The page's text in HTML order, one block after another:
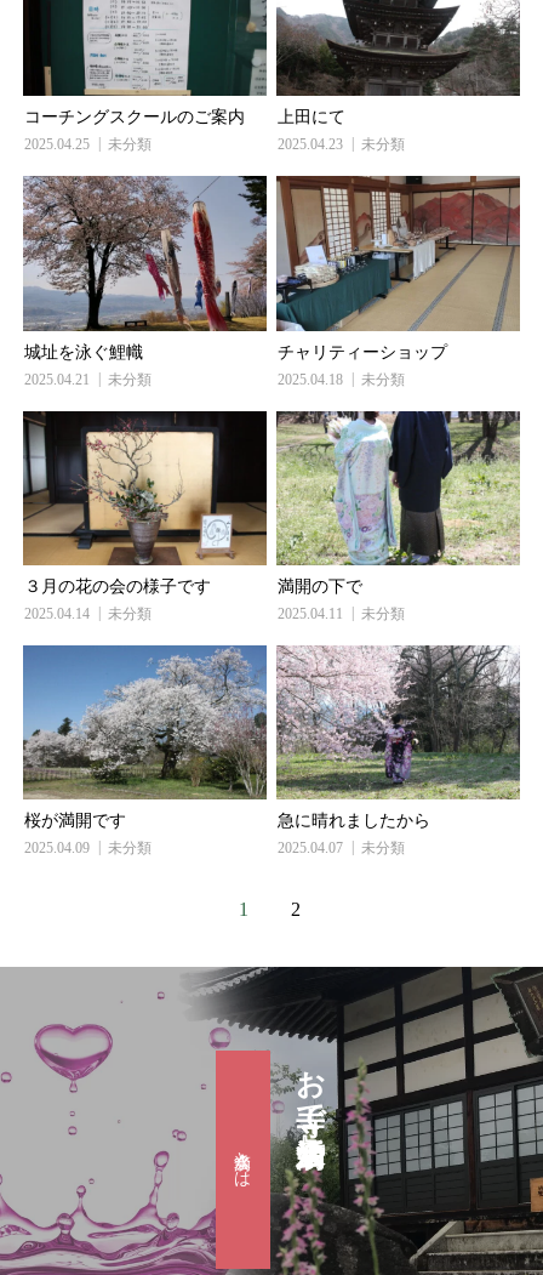
コーチングスクールのご案内
2025.04.25 未分類
上田にて
2025.04.23 未分類
城址を泳ぐ鯉幟
2025.04.21 未分類
チャリティーショップ
2025.04.18 未分類
３月の花の会の様子です
2025.04.14 未分類
満開の下で
2025.04.11 未分類
桜が満開です
2025.04.09 未分類
急に晴れましたから
2025.04.07 未分類
1 2
お寺で婚活『滴水会』
滴水会とは